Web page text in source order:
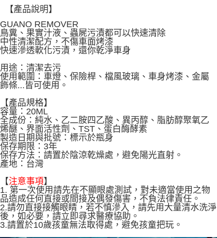
【產品說明】
GUANO REMOVER
鳥糞、果實汁液、蟲屍污漬都可以快速清除
中性清潔配方，不傷車面烤漆
快速滲透軟化污漬，還你乾淨車身
用途：清潔去污
使用範圍： 車燈、保險桿、檔風玻璃、車身烤漆、金屬
飾條...皆可使用。
【產品規格】
容量： 20ML
全成份：純水、乙二胺四乙酸、異丙醇、脂肪醇聚氧乙
烯醚、界面活性劑、TST、蛋白酶酵素
製造日期與批號：標示於瓶身
保存期限：3年
保存方法：請置於陰涼乾燥處，避免陽光直射。
產地：台灣
【注意事項】
1. 第一次使用請先在不顯眼處測試，對未適當使用之物
品造成任何直接或間接及偶發傷害，不負法律責任。
2.請勿直接接觸眼睛，若不慎滲入，請先用大量清水洗淨
後，如必要，請立即尋求醫療協助。
3.請置於10歲孩童無法取得處，避免孩童把玩。